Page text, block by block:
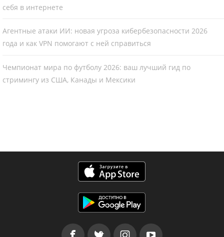
себя в интернете
Агентные атаки ИИ: новая угроза кибербезопасности 2026
года и как VPN помогают с ней справиться
Чемпионат мира по футболу 2026: ваш лучший гид по
стримингу из США, Канады и Мексики